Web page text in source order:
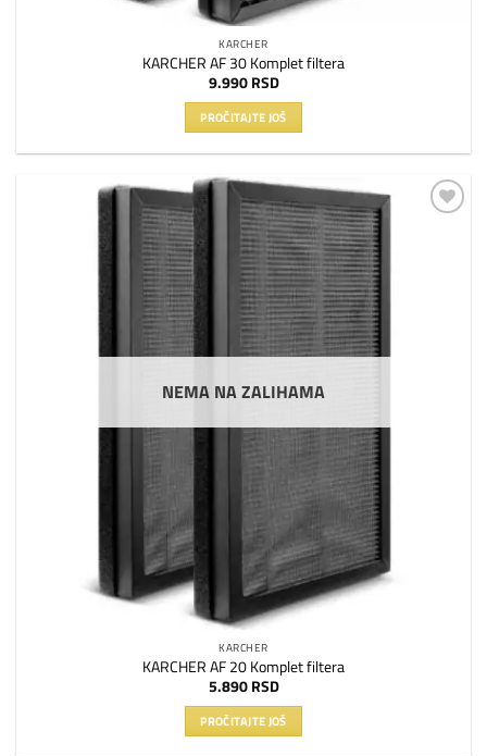
KARCHER
KARCHER AF 30 Komplet filtera
9.990 RSD
PROČITAJTE JOŠ
NEMA NA ZALIHAMA
KARCHER
KARCHER AF 20 Komplet filtera
5.890 RSD
PROČITAJTE JOŠ